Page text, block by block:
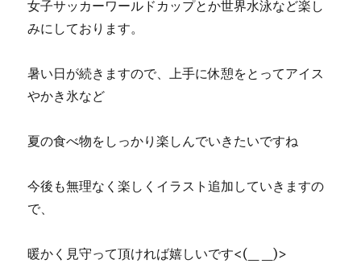
女子サッカーワールドカップとか世界水泳など楽し
みにしております。
暑い日が続きますので、上手に休憩をとってアイス
やかき氷など
夏の食べ物をしっかり楽しんでいきたいですね
今後も無理なく楽しくイラスト追加していきますの
で、
暖かく見守って頂ければ嬉しいです<(_ _)>